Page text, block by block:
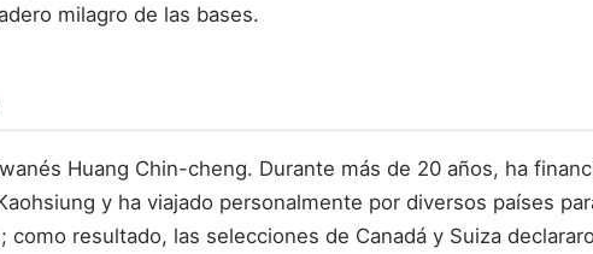
milagro de las bases.
Huang Chin-cheng. Durante más de 20 años, ha
y ha viajado personalmente por diversos países
resultado, las selecciones de Canadá y Suiza